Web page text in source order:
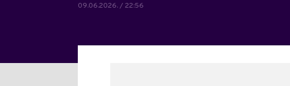
09.06.2026. / 22:56